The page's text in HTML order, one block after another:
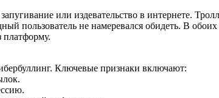
или издевательство в интернете.
пользователь не намеревался обидеть. В
платформу.
Ключевые признаки включают: